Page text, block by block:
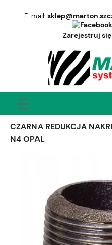
E-mail:
Zarejestruj się
CZARNA REDUKCJA
N4 OPAL